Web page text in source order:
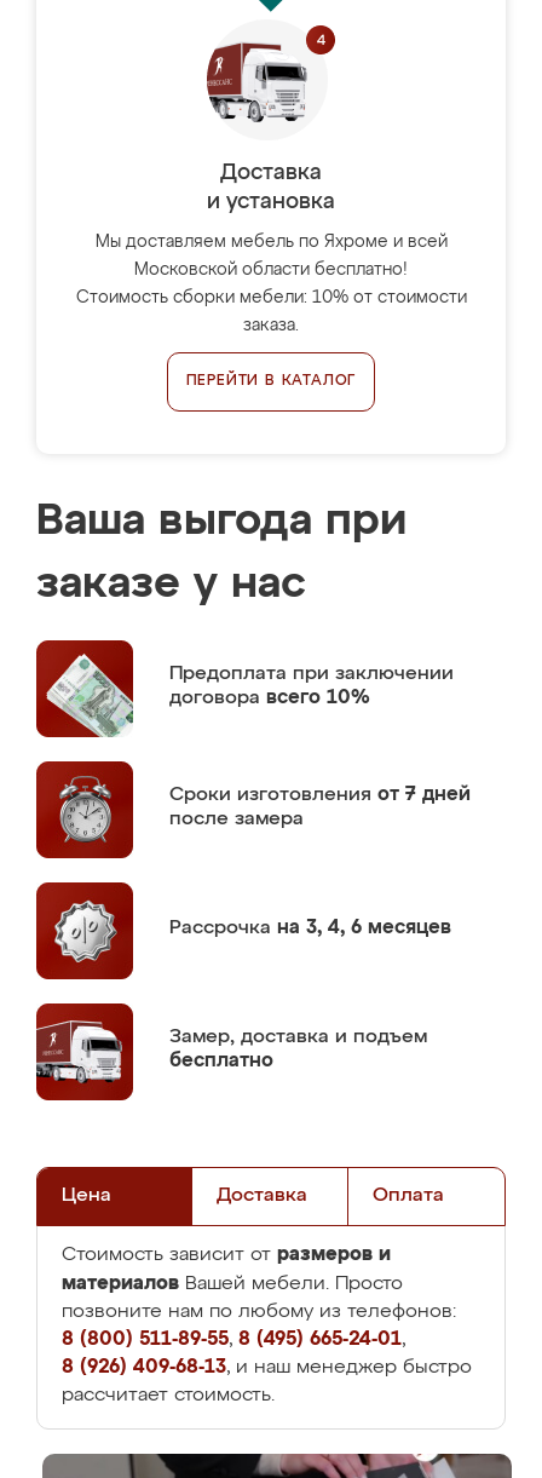
Доставка
и установка
Мы доставляем мебель по Яхроме и всей
Московской области бесплатно!
Стоимость сборки мебели: 10% от стоимости
заказа.
ПЕРЕЙТИ В КАТАЛОГ
Ваша выгода при
заказе у нас
Предоплата при заключении
договора всего 10%
Сроки изготовления от 7 дней
после замера
Рассрочка на 3, 4, 6 месяцев
Замер, доставка и подъем
бесплатно
Цена Доставка Оплата
Стоимость зависит от размеров и
материалов Вашей мебели. Просто
позвоните нам по любому из телефонов:
8 (800) 511-89-55, 8 (495) 665-24-01,
8 (926) 409-68-13, и наш менеджер быстро
рассчитает стоимость.